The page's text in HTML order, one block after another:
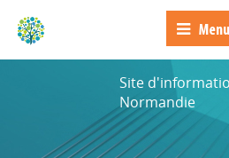
Menu
Site
Normandie